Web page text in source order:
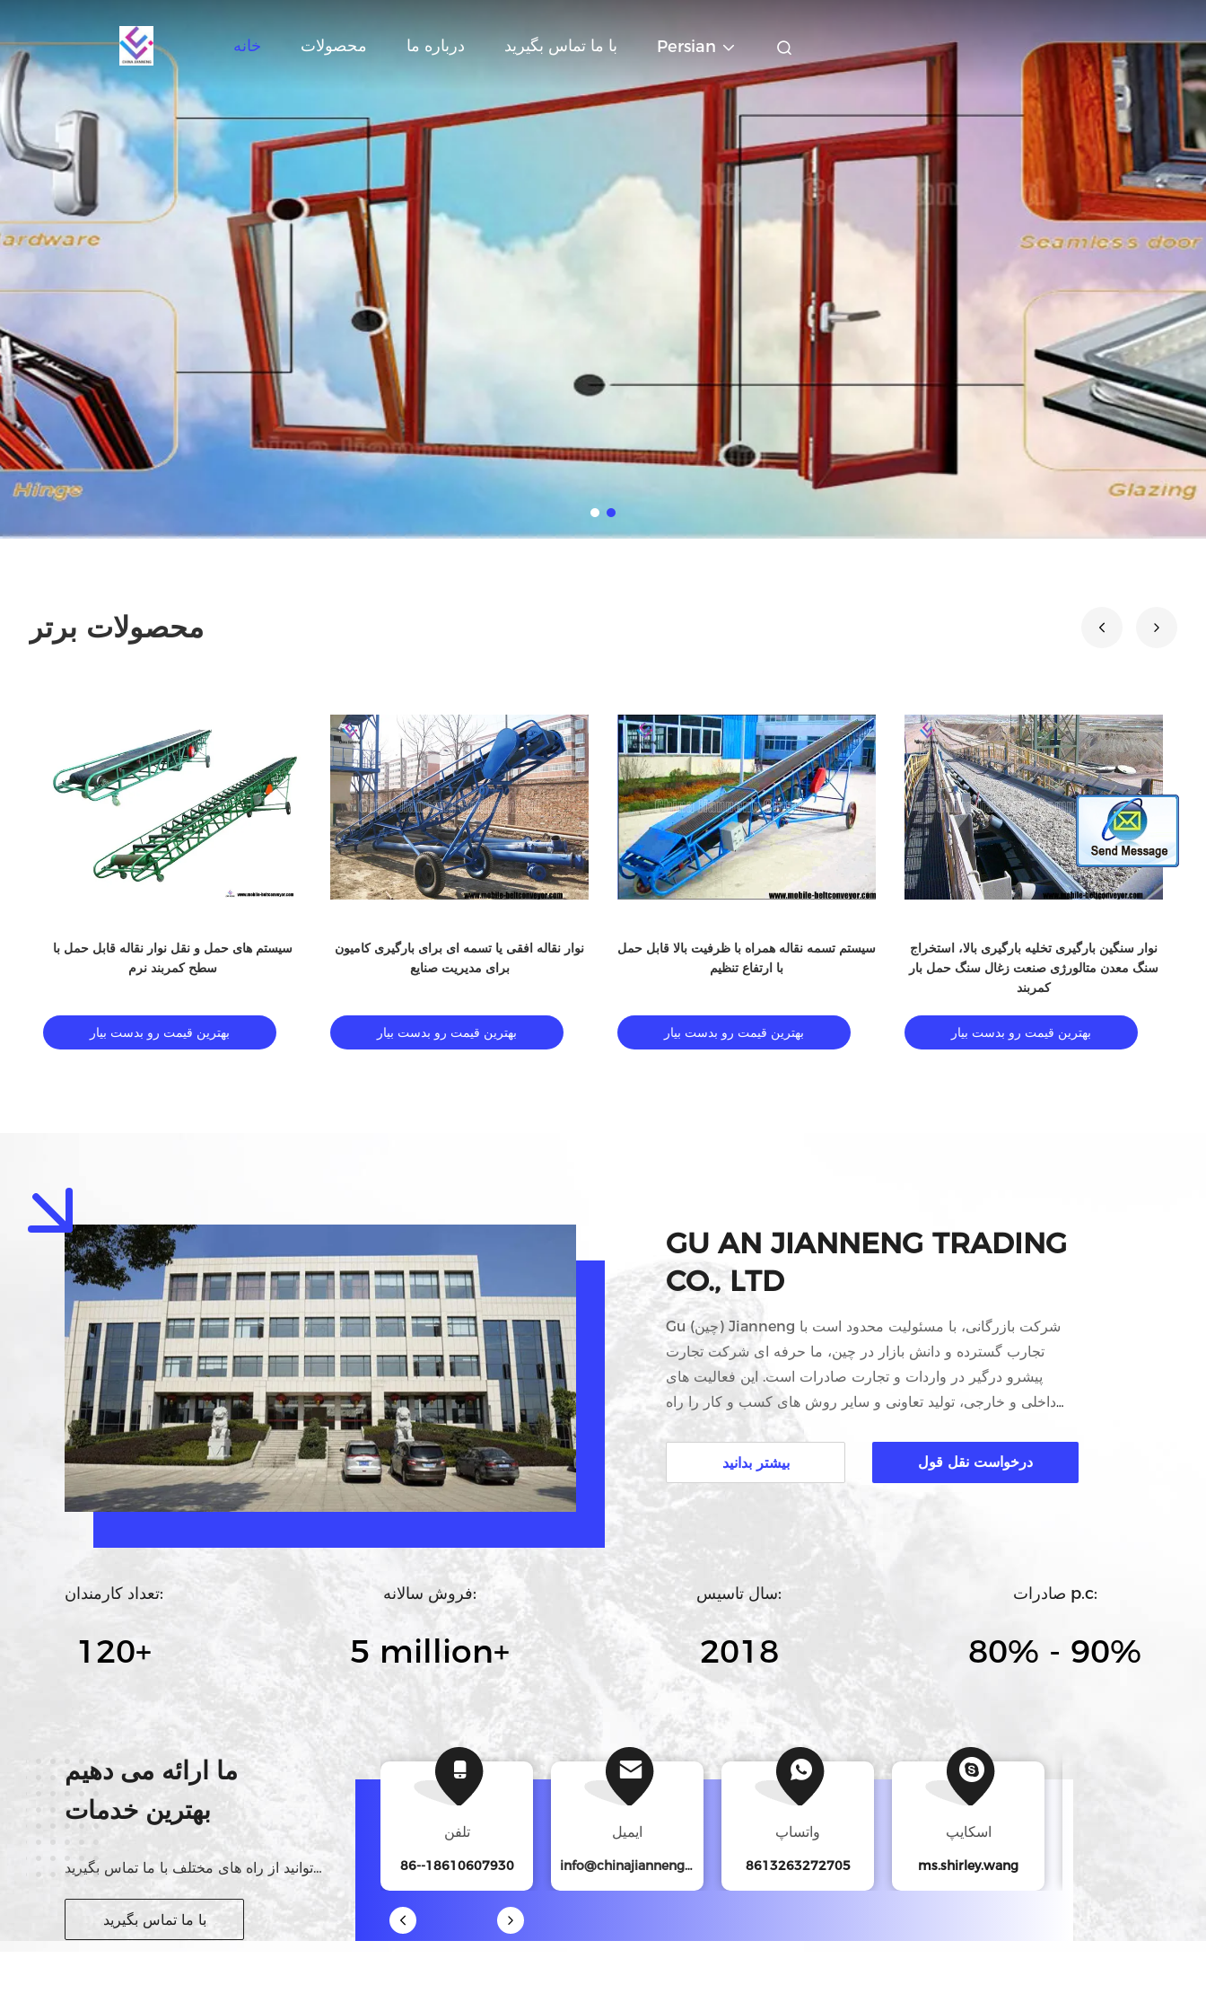
خانه محصولات درباره ما با ما تماس بگیرید Persian
محصولات برتر
سیستم های حمل و نقل نوار نقاله قابل حمل با
سطح کمربند نرم
بهترین قیمت رو بدست بیار
نوار نقاله افقی یا تسمه ای برای بارگیری کامیون
برای مدیریت صنایع
بهترین قیمت رو بدست بیار
سیستم تسمه نقاله همراه با ظرفیت بالا قابل حمل
با ارتفاع تنظیم
بهترین قیمت رو بدست بیار
نوار سنگین بارگیری تخلیه بارگیری بالا، استخراج
سنگ معدن متالورژی صنعت زغال سنگ حمل بار
کمربند
بهترین قیمت رو بدست بیار
GU AN JIANNENG TRADING
CO., LTD
Gu (چین) Jianneng شرکت بازرگانی، با مسئولیت محدود است با
تجارب گسترده و دانش بازار در چین، ما حرفه ای شرکت تجارت
پیشرو درگیر در واردات و تجارت صادرات است. این فعالیت های
داخلی و خارجی، تولید تعاونی و سایر روش های کسب و کار را راه
اندازی می کند.شرکت Jianneng به طور عمده ارائه می دهد طیف
گسترده ای از ماشین آلات ساخت و ساز، مصالح ساختمانی و دیگر
لوازم ساختمان. از جمله نوار نقاله تسمه ای، دستگاه رول تشکیل، برج
های ساختمانی داربست، درب آلیاژ آلومینیومی و پنجره ها، پروفیل ها و
بیشتر بدانید درخواست نقل قول
تعداد کارمندان:
120+
فروش سالانه:
5 million+
سال تاسیس:
2018
صادرات p.c:
80% - 90%
بهترین خدمات
شما می توانید از راه های مختلف با ما تماس بگیرید
با ما تماس بگیرید
اسکایپ
ms.shirley.wang
تلفن
86--18610607930
ایمیل
info@chinajianneng.com
واتساپ
8613263272705
اسکایپ
ms.shirley.wang